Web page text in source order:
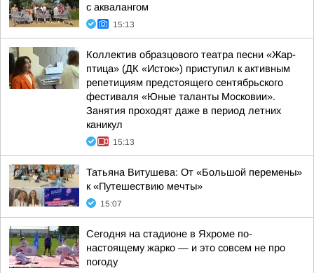
с аквалангом
15:13
Коллектив образцового театра песни «Жар-
птица» (ДК «Исток») приступил к активным
репетициям предстоящего сентябрьского
фестиваля «Юные таланты Московии».
Занятия проходят даже в период летних
каникул
15:13
Татьяна Витушева: От «Большой перемены»
к «Путешествию мечты»
15:07
Сегодня на стадионе в Яхроме по-
настоящему жарко — и это совсем не про
погоду